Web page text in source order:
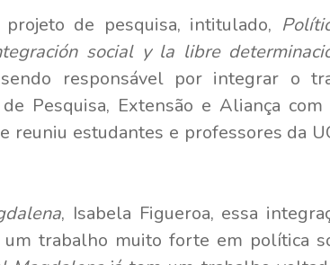
de pesquisa, intitulado,
social y la libre
responsável por integrar o
Pesquisa, Extensão e Aliança com
reuniu estudantes e professores da
, Isabela Figueroa, essa
trabalho muito forte em política